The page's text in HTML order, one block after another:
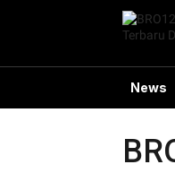
News